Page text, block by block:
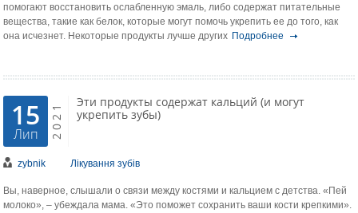
помогают восстановить ослабленную эмаль, либо содержат питательные
вещества, такие как белок, которые могут помочь укрепить ее до того, как
она исчезнет. Некоторые продукты лучше других Подробнее
15
Лип 2021
Эти продукты содержат кальций (и могут
укрепить зубы)
zybnik Лікування зубів
Вы, наверное, слышали о связи между костями и кальцием с детства. «Пей
молоко», – убеждала мама. «Это поможет сохранить ваши кости крепкими».